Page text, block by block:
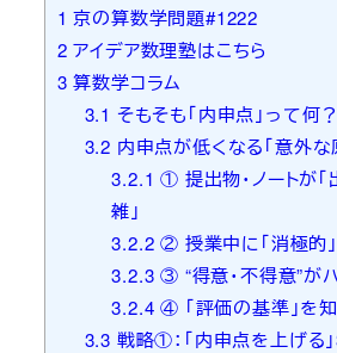
1 京の算数学問題#1222
2 アイデア数理塾はこちら
3 算数学コラム
3.1 そもそも「内申点」って何？
3.2 内申点が低くなる「意外な
3.2.1 ① 提出物・ノートが
雑」
3.2.2 ② 授業中に「消極的」
3.2.3 ③ “得意・不得意”が
3.2.4 ④ 「評価の基準」を
3.3 戦略①：「内申点を上げる